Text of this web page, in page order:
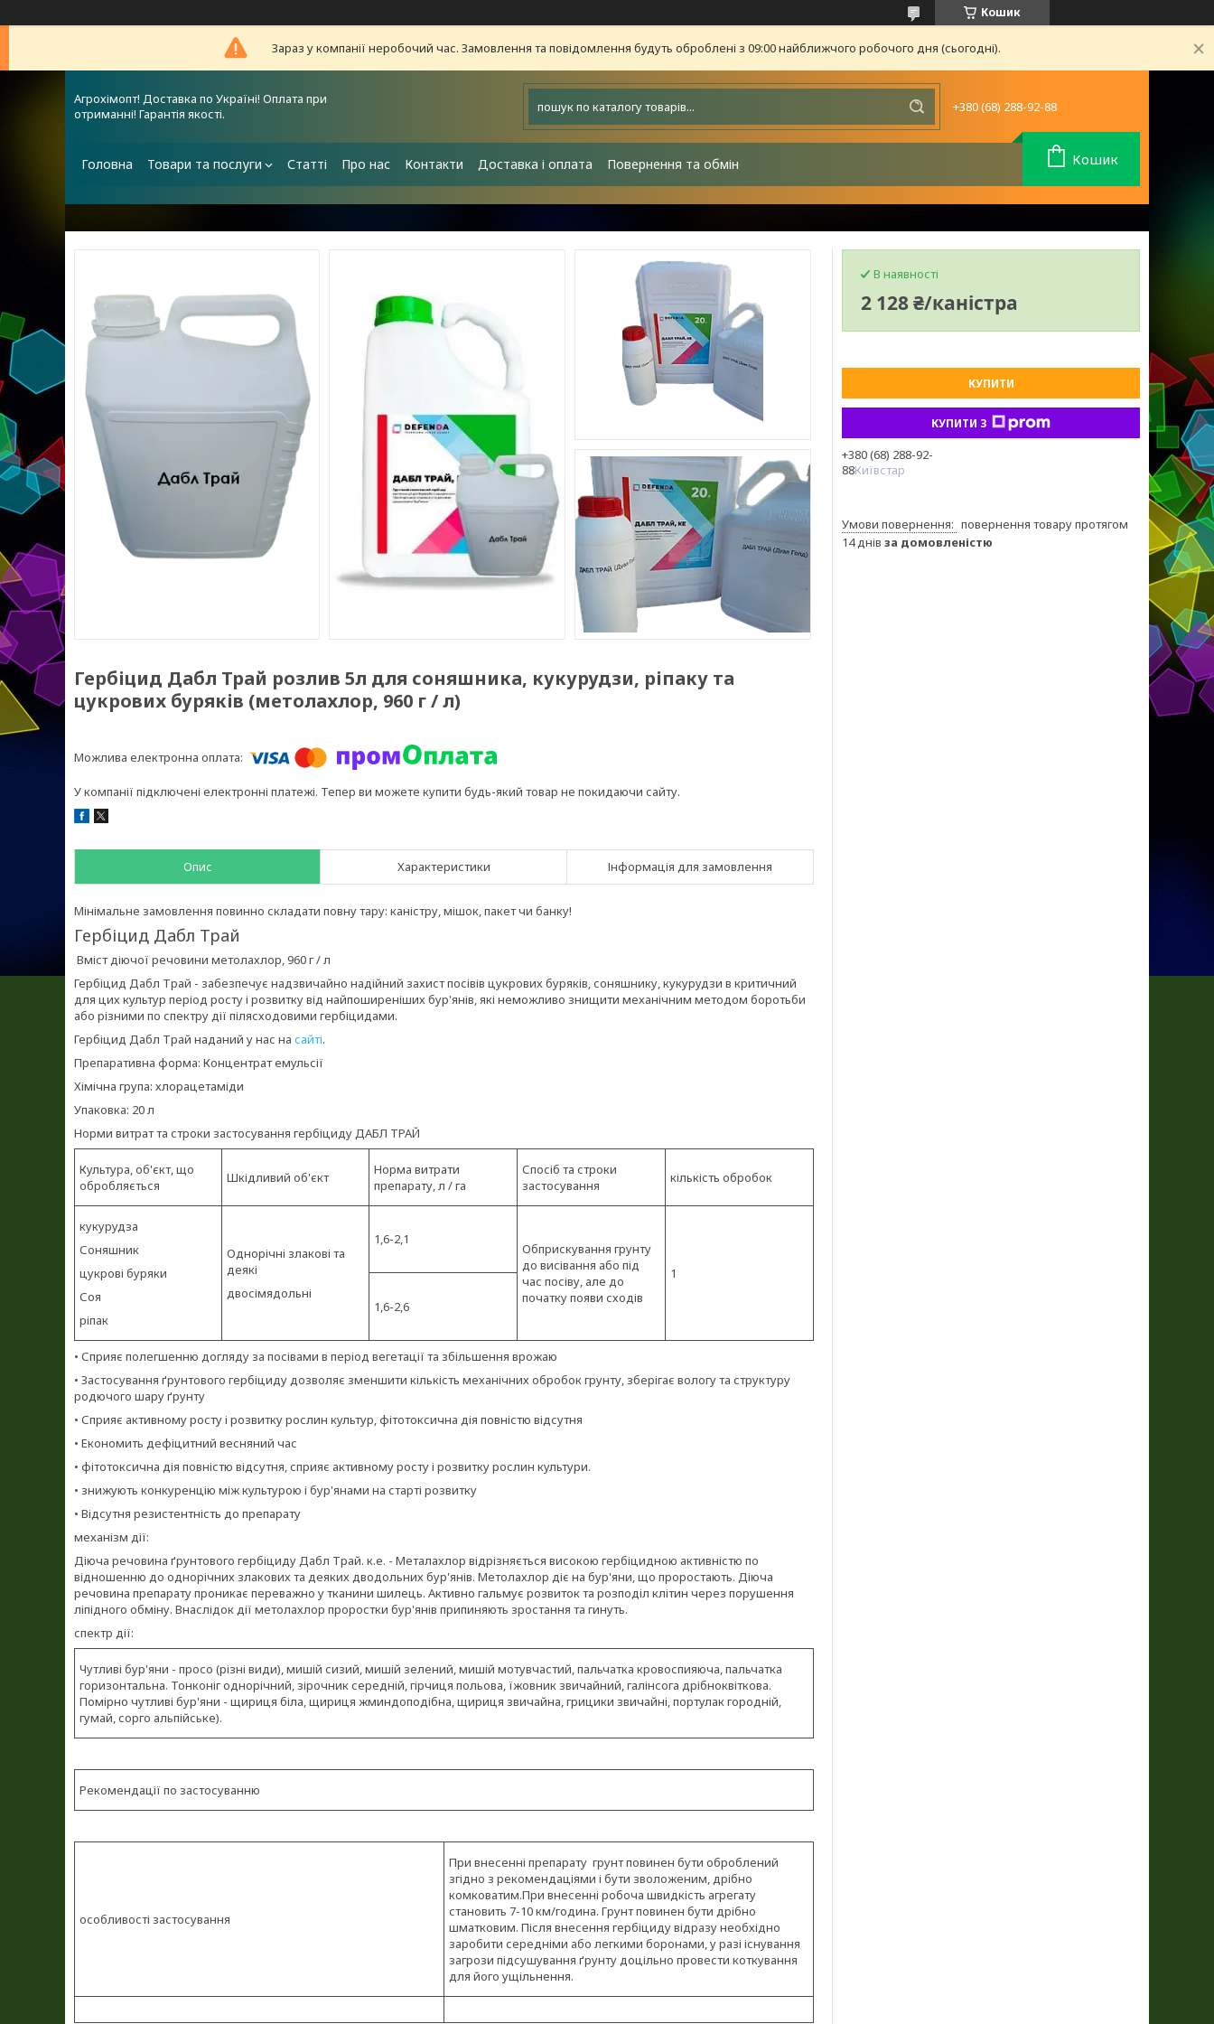
Кошик
Зараз у компанії неробочий час. Замовлення та повідомлення будуть оброблені з 09:00 найближчого робочого дня (сьогодні).
Агрохімопт! Доставка по Україні! Оплата при
отриманні! Гарантія якості.
+380 (68) 288-92-88
Головна Товари та послуги Статті Про нас Контакти Доставка і оплата Повернення та обмін Кошик
Гербіцид Дабл Трай розлив 5л для соняшника, кукурудзи, ріпаку та
цукрових буряків (метолахлор, 960 г / л)
У компанії підключені електронні платежі. Тепер ви можете купити будь-який товар не покидаючи сайту.
Опис Характеристики Інформація для замовлення
Мінімальне замовлення повинно складати повну тару: каністру, мішок, пакет чи банку!
Гербіцид Дабл Трай
Вміст діючої речовини метолахлор, 960 г / л
Гербіцид Дабл Трай - забезпечує надзвичайно надійний захист посівів цукрових буряків, соняшнику, кукурудзи в критичний
для цих культур період росту і розвитку від найпоширеніших бур'янів, які неможливо знищити механічним методом боротьби
або різними по спектру дії пілясходовими гербіцидами.
Гербіцид Дабл Трай наданий у нас на сайті.
Препаративна форма: Концентрат емульсії
Хімічна група: хлорацетаміди
Упаковка: 20 л
Норми витрат та строки застосування гербіциду ДАБЛ ТРАЙ
Культура, об'єкт, що
обробляється
Шкідливий об'єкт
Норма витрати
препарату, л / га
Спосіб та строки
застосування
кількість обробок
кукурудза
Соняшник
цукрові буряки
Соя
ріпак
Однорічні злакові та
деякі
двосімядольні
1,6-2,1
Обприскування грунту
до висівання або під
час посіву, але до
початку появи сходів
1
1,6-2,6
• Сприяє полегшенню догляду за посівами в період вегетації та збільшення врожаю
• Застосування ґрунтового гербіциду дозволяє зменшити кількість механічних обробок грунту, зберігає вологу та структуру
родючого шару ґрунту
• Сприяє активному росту і розвитку рослин культур, фітотоксична дія повністю відсутня
• Економить дефіцитний весняний час
• фітотоксична дія повністю відсутня, сприяє активному росту і розвитку рослин культури.
• знижують конкуренцію між культурою і бур'янами на старті розвитку
• Відсутня резистентність до препарату
механізм дії:
Діюча речовина ґрунтового гербіциду Дабл Трай. к.е. - Металахлор відрізняється високою гербіцидною активністю по
відношенню до однорічних злакових та деяких дводольних бур'янів. Метолахлор діє на бур'яни, що проростають. Діюча
речовина препарату проникає переважно у тканини шилець. Активно гальмує розвиток та розподіл клітин через порушення
ліпідного обміну. Внаслідок дії метолахлор проростки бур'янів припиняють зростання та гинуть.
спектр дії:
Чутливі бур'яни - просо (різні види), мишій сизий, мишій зелений, мишій мотувчастий, пальчатка кровоспияюча, пальчатка
горизонтальна. Тонконіг однорічний, зірочник середній, гірчиця польова, їжовник звичайний, галінсога дрібноквіткова.
Помірно чутливі бур'яни - щириця біла, щириця жминдоподібна, щириця звичайна, грицики звичайні, портулак городній,
гумай, сорго альпійське).
Рекомендації по застосуванню
особливості застосування
При внесенні препарату грунт повинен бути оброблений
згідно з рекомендаціями і бути зволоженим, дрібно
комковатим.При внесенні робоча швидкість агрегату
становить 7-10 км/година. Грунт повинен бути дрібно
шматковим. Після внесення гербіциду відразу необхідно
заробити середніми або легкими боронами, у разі існування
загрози підсушування ґрунту доцільно провести коткування
для його ущільнення.
В наявності
2 128 ₴/каністра
КУПИТИ
КУПИТИ З
+380 (68) 288-92-
88Київстар
повернення товару протягом
14 днів за домовленістю